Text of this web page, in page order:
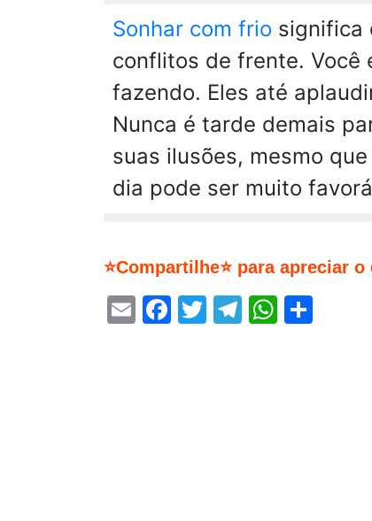
Sonhar com frio significa
conflitos de frente. Você
fazendo. Eles até
Nunca é tarde demais
suas ilusões, mesmo
dia pode ser muito
⭐Compartilhe⭐ para apreciar
EmailFacebook
Twitter
Telegram